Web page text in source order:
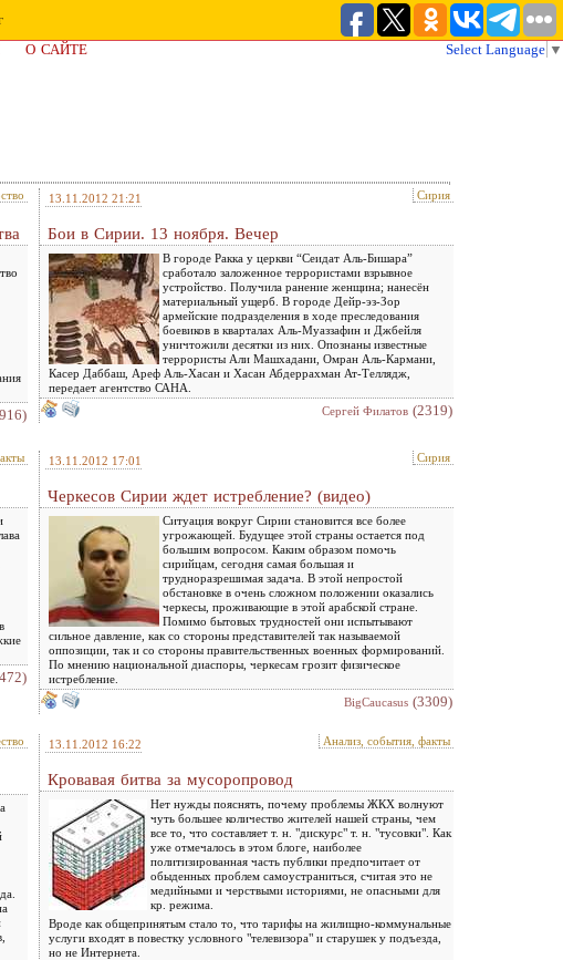
О САЙТЕ Select Language ▼
13.11.2012 21:21 Сирия
Бои в Сирии. 13 ноября. Вечер
В городе Ракка у церкви “Сеидат Аль-Бишара”
сработало заложенное террористами взрывное
устройство. Получила ранение женщина; нанесён
материальный ущерб. В городе Дейр-эз-Зор
армейские подразделения в ходе преследования
боевиков в кварталах Аль-Муаззафин и Джбейля
уничтожили десятки из них. Опознаны известные
террористы Али Машхадани, Омран Аль-Кармани,
Касер Даббаш, Ареф Аль-Хасан и Хасан Абдеррахман Ат-Теллядж,
передает агентство САНА.
Сергей Филатов (2319)
13.11.2012 17:01 Сирия
Черкесов Сирии ждет истребление? (видео)
Ситуация вокруг Сирии становится все более
угрожающей. Будущее этой страны остается под
большим вопросом. Каким образом помочь
сирийцам, сегодня самая большая и
трудноразрешимая задача. В этой непростой
обстановке в очень сложном положении оказались
черкесы, проживающие в этой арабской стране.
Помимо бытовых трудностей они испытывают
сильное давление, как со стороны представителей так называемой
оппозиции, так и со стороны правительственных военных формирований.
По мнению национальной диаспоры, черкесам грозит физическое
истребление.
BigCaucasus (3309)
13.11.2012 16:22 Анализ, события, факты
Кровавая битва за мусоропровод
Нет нужды пояснять, почему проблемы ЖКХ волнуют
чуть большее количество жителей нашей страны, чем
все то, что составляет т. н. "дискурс" т. н. "тусовки". Как
уже отмечалось в этом блоге, наиболее
политизированная часть публики предпочитает от
обыденных проблем самоустраниться, считая это не
медийными и черствыми историями, не опасными для
кр. режима.
Вроде как общепринятым стало то, что тарифы на жилищно-коммунальные
услуги входят в повестку условного "телевизора" и старушек у подъезда,
но не Интернета.